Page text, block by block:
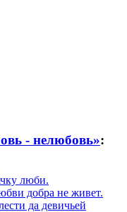
- нелюбовь»:
люби.
добра не живет.
да девичьей